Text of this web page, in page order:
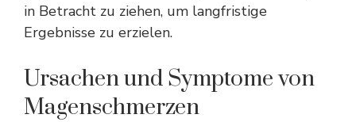
in Betracht zu ziehen, um langfristige
Ergebnisse zu erzielen.
Ursachen und Symptome von
Magenschmerzen